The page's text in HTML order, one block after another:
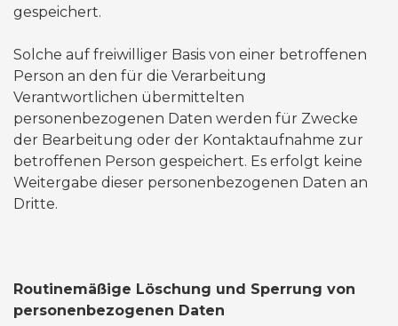
gespeichert.
Solche auf freiwilliger Basis von einer betroffenen
Person an den für die Verarbeitung
Verantwortlichen übermittelten
personenbezogenen Daten werden für Zwecke
der Bearbeitung oder der Kontaktaufnahme zur
betroffenen Person gespeichert. Es erfolgt keine
Weitergabe dieser personenbezogenen Daten an
Dritte.
Routinemäßige Löschung und Sperrung von
personenbezogenen Daten